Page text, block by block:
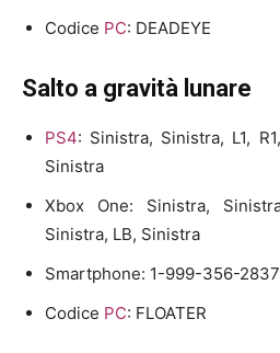
Codice PC: DEADEYE
Salto a gravità lunare
PS4: Sinistra, Sinistra, L1,
Sinistra
Xbox One: Sinistra,
Sinistra, LB, Sinistra
Smartphone: 1-999-356-2837
Codice PC: FLOATER